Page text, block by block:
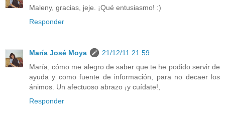
Maleny, gracias, jeje. ¡Qué entusiasmo! :)
Responder
María José Moya
21/12/11 21:59
María, cómo me alegro de saber que te he podido servir de
ayuda y como fuente de información, para no decaer los
ánimos. Un afectuoso abrazo ¡y cuídate!,
Responder